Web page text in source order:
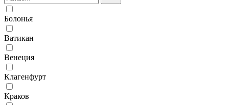
Болонья
Ватикан
Венеция
Клагенфурт
Краков